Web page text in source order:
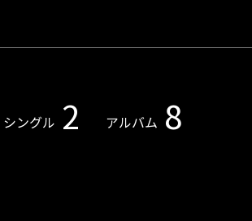
シングル 2 アルバム 8